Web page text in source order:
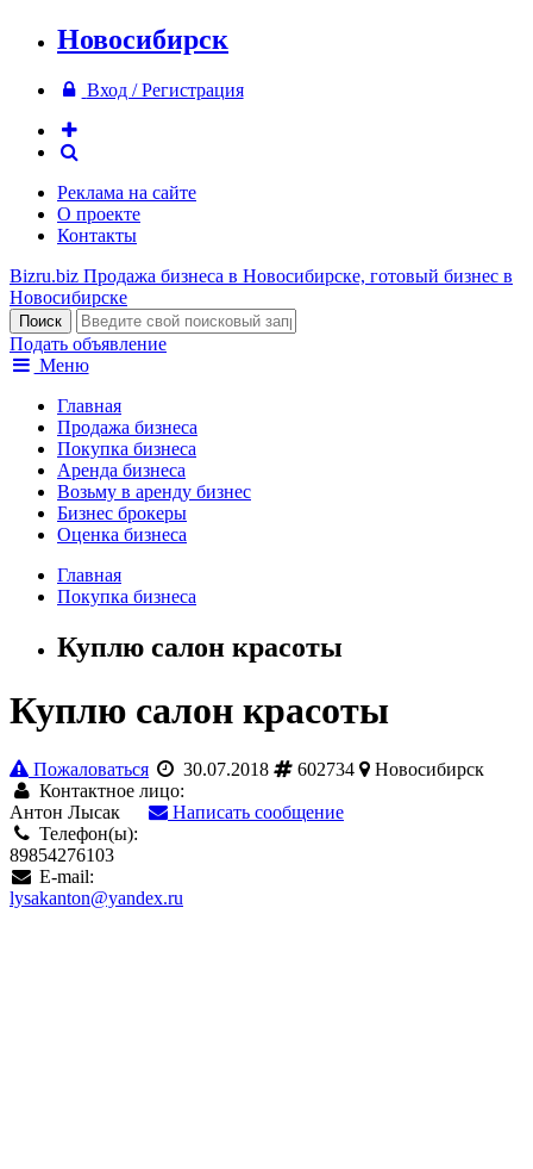
Новосибирск
Вход / Регистрация
Реклама на сайте
О проекте
Контакты
Bizru.biz Продажа бизнеса в Новосибирске, готовый бизнес в
Новосибирске
Подать объявление
Меню
Главная
Продажа бизнеса
Покупка бизнеса
Аренда бизнеса
Возьму в аренду бизнес
Бизнес брокеры
Оценка бизнеса
Главная
Покупка бизнеса
Куплю салон красоты
Куплю салон красоты
Пожаловаться 30.07.2018 602734
Новосибирск
Контактное лицо:
Антон Лысак
Написать сообщение
Телефон(ы):
89854276103
E-mail:
lysakanton@yandex.ru